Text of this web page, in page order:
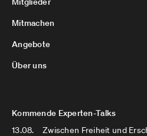
Mitmachen
Angebote
Über uns
Kommende Experten-Talks
13.08.
Zwischen Freiheit und